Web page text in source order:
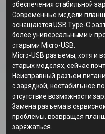
обеспечения стабильной
Современные модели
оснащаются USB Type-C
более универсальными и
старыми Micro-USB.
Micro-USB разъемы, хотя и
старых моделях, сейчас
Неисправный разъем
с зарядкой, нестабильное
отсутствие возможности
Замена разъема в
проблемы, возвращая
заряжаться.